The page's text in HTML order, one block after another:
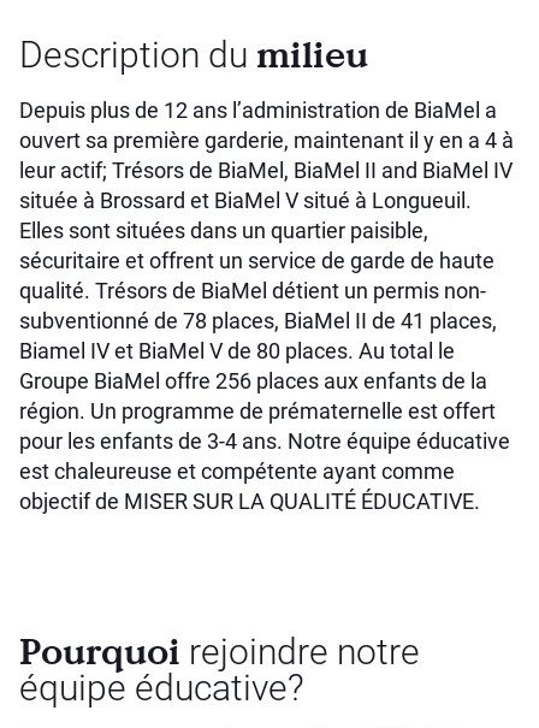
Description du milieu
Depuis plus de 12 ans l’administration de BiaMel a
ouvert sa première garderie, maintenant il y en a 4 à
leur actif; Trésors de BiaMel, BiaMel II and BiaMel IV
située à Brossard et BiaMel V situé à Longueuil.
Elles sont situées dans un quartier paisible,
sécuritaire et offrent un service de garde de haute
qualité. Trésors de BiaMel détient un permis non-
subventionné de 78 places, BiaMel II de 41 places,
Biamel IV et BiaMel V de 80 places. Au total le
Groupe BiaMel offre 256 places aux enfants de la
région. Un programme de prématernelle est offert
pour les enfants de 3-4 ans. Notre équipe éducative
est chaleureuse et compétente ayant comme
objectif de MISER SUR LA QUALITÉ ÉDUCATIVE.
Pourquoi rejoindre notre
équipe éducative?